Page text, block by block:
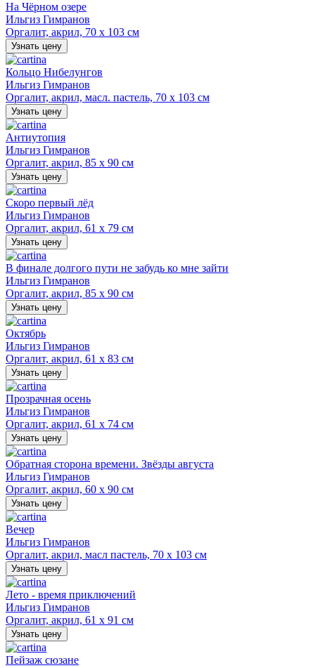
На Чёрном озере
Ильгиз Гимранов
Оргалит, акрил, 70 х 103 см
Узнать цену
Кольцо Нибелунгов
Ильгиз Гимранов
Оргалит, акрил, масл. пастель, 70 х 103 см
Узнать цену
Антиутопия
Ильгиз Гимранов
Оргалит, акрил, 85 х 90 см
Узнать цену
Скоро первый лёд
Ильгиз Гимранов
Оргалит, акрил, 61 х 79 см
Узнать цену
В финале долгого пути не забудь ко мне зайти
Ильгиз Гимранов
Оргалит, акрил, 85 х 90 см
Узнать цену
Октябрь
Ильгиз Гимранов
Оргалит, акрил, 61 х 83 см
Узнать цену
Прозрачная осень
Ильгиз Гимранов
Оргалит, акрил, 61 х 74 см
Узнать цену
Обратная сторона времени. Звёзды августа
Ильгиз Гимранов
Оргалит, акрил, 60 х 90 см
Узнать цену
Вечер
Ильгиз Гимранов
Оргалит, акрил, масл пастель, 70 х 103 см
Узнать цену
Лето - время приключений
Ильгиз Гимранов
Оргалит, акрил, 61 х 91 см
Узнать цену
Пейзаж сюзане